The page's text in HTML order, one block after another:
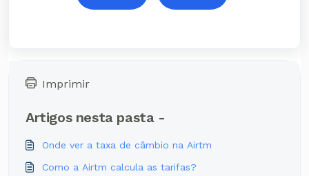
Imprimir
Artigos nesta pasta -
Onde ver a taxa de câmbio na Airtm
Como a Airtm calcula as tarifas?